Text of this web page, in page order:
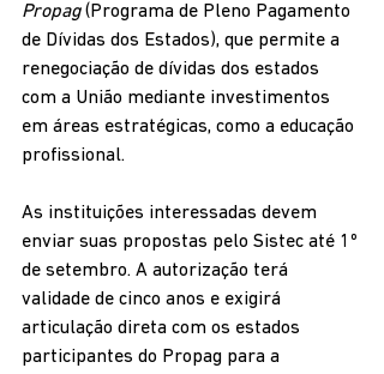
Propag (Programa de Pleno Pagamento
de Dívidas dos Estados), que permite a
renegociação de dívidas dos estados
com a União mediante investimentos
em áreas estratégicas, como a educação
profissional.
As instituições interessadas devem
enviar suas propostas pelo Sistec até 1º
de setembro. A autorização terá
validade de cinco anos e exigirá
articulação direta com os estados
participantes do Propag para a